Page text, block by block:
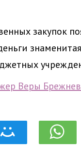
закупок
Веры